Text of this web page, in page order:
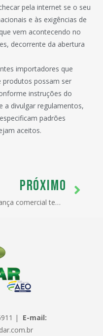
pela internet se o seu
e às exigências de
vem acontecendo no
decorrente da abertura
importadores que
produtos possam ser
instruções do
a divulgar regulamentos,
padrões
aceitos.
PRÓXIMO
Balança comercial tem saldo positivo de US$ 1,075 bilhão na semana
| E-mail: